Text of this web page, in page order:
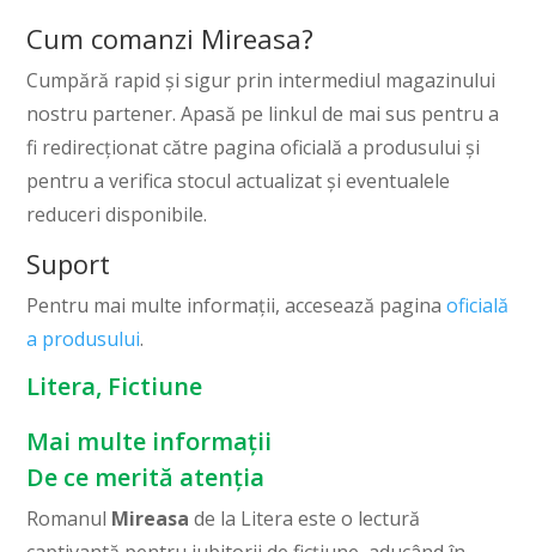
Cum comanzi Mireasa?
Cumpără rapid și sigur prin intermediul magazinului
nostru partener. Apasă pe linkul de mai sus pentru a
fi redirecționat către pagina oficială a produsului și
pentru a verifica stocul actualizat și eventualele
reduceri disponibile.
Suport
Pentru mai multe informații, accesează paginaoficială
a produsului.
Litera, Fictiune
Mai multe informații
De ce merită atenția
Romanul Mireasa de la Litera este o lectură